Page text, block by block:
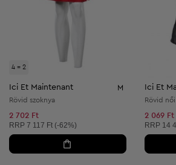
4 = 2
Ici Et Maintenant M
Rövid szoknya
2 702 Ft
Ajánlott ár:
RRP 7 117 Ft (-62%)
Ici Et
Rövid
2 069 Ft
Ajánlott
RRP 14